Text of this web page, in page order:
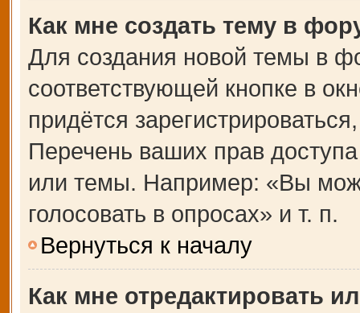
Как мне создать тему в
Для создания новой темы в
соответствующей кнопке в
придётся
Перечень ваших прав
или темы. Например: «Вы
голосовать в опросах» и т. п.
Вернуться к началу
Как мне отредактировать